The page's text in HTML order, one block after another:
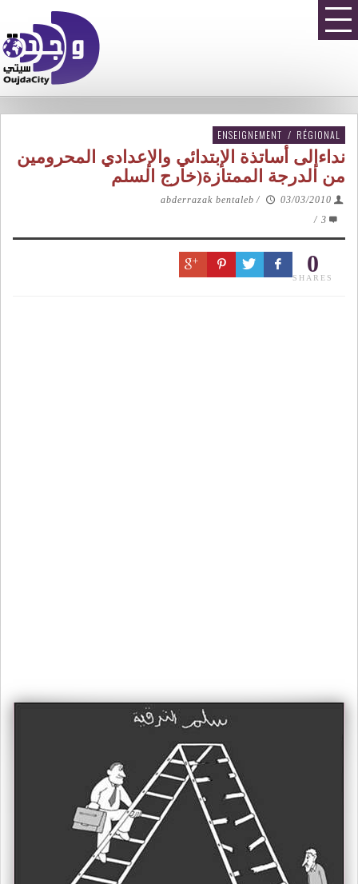
ENSEIGNEMENT / RÉGIONAL
نداءإلى أساتذة الإبتدائي والإعدادي المحرومين
من الدرجة الممتازة(خارج السلم
abderrazak bentaleb /
03/03/2010
3
/
0
SHARES